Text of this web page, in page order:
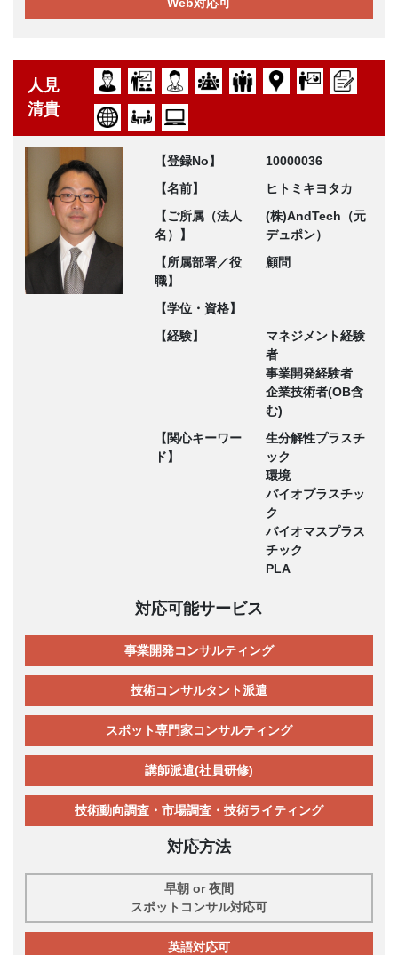
人見
清貴
【登録No】
10000036
【名前】
ヒトミキヨタカ
【ご所属（法人
名）】
(株)AndTech（元
デュポン）
【所属部署／役
職】
顧問
【学位・資格】
【経験】
マネジメント経験
者
事業開発経験者
企業技術者(OB含
む)
【関心キーワー
ド】
生分解性プラスチ
ック
環境
バイオプラスチッ
ク
バイオマスプラス
チック
PLA
対応可能サービス
事業開発コンサルティング
技術コンサルタント派遣
スポット専門家コンサルティング
講師派遣(社員研修)
技術動向調査・市場調査・技術ライティング
対応方法
早朝 or 夜間
スポットコンサル対応可
英語対応可